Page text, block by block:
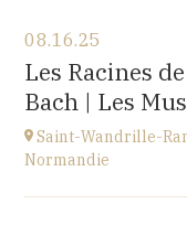
Eglise de Cerneux-
lieu dit Les
at20H00
08.16.25
Les Racines
Bach | Les
Saint-Wandrille-
Normandie